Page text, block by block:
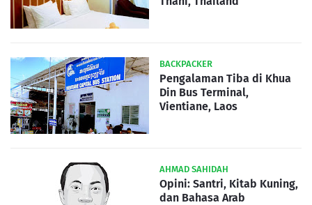
BACKPACKER
Pengalaman Tiba di Khua
Din Bus Terminal,
Vientiane, Laos
AHMAD SAHIDAH
Opini: Santri, Kitab Kuning,
dan Bahasa Arab